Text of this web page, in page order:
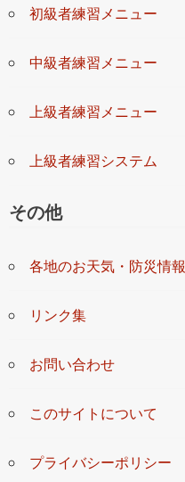
初級者練習メニュー
中級者練習メニュー
上級者練習メニュー
上級者練習システム
その他
各地のお天気・防災情報
リンク集
お問い合わせ
このサイトについて
プライバシーポリシー